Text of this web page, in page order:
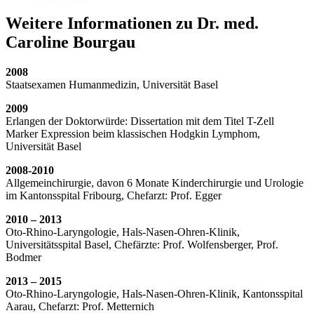
Weitere Informationen zu Dr. med.
Caroline Bourgau
2008
Staatsexamen Humanmedizin, Universität Basel
2009
Erlangen der Doktorwürde: Dissertation mit dem Titel T-Zell
Marker Expression beim klassischen Hodgkin Lymphom,
Universität Basel
2008-2010
Allgemeinchirurgie, davon 6 Monate Kinderchirurgie und Urologie
im Kantonsspital Fribourg, Chefarzt: Prof. Egger
2010 – 2013
Oto-Rhino-Laryngologie, Hals-Nasen-Ohren-Klinik,
Universitätsspital Basel, Chefärzte: Prof. Wolfensberger, Prof.
Bodmer
2013 – 2015
Oto-Rhino-Laryngologie, Hals-Nasen-Ohren-Klinik, Kantonsspital
Aarau, Chefarzt: Prof. Metternich